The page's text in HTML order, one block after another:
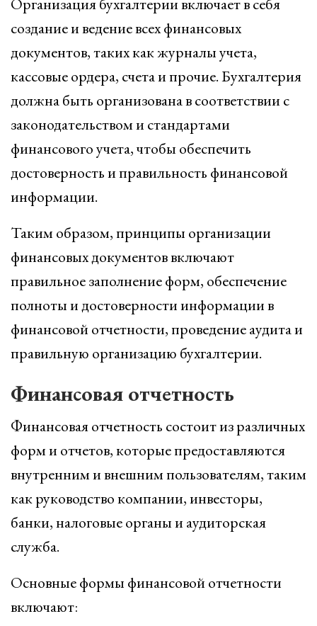
создание и ведение всех финансовых
документов, таких как журналы учета,
кассовые ордера, счета и прочие. Бухгалтерия
должна быть организована в соответствии с
законодательством и стандартами
финансового учета, чтобы обеспечить
достоверность и правильность финансовой
информации.
Таким образом, принципы организации
финансовых документов включают
правильное заполнение форм, обеспечение
полноты и достоверности информации в
финансовой отчетности, проведение аудита и
правильную организацию бухгалтерии.
Финансовая отчетность
Финансовая отчетность состоит из различных
форм и отчетов, которые предоставляются
внутренним и внешним пользователям, таким
как руководство компании, инвесторы,
банки, налоговые органы и аудиторская
служба.
Основные формы финансовой отчетности
включают: